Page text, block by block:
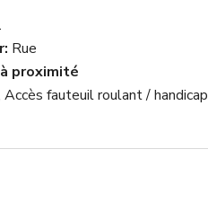
Rue
proximité
Accès fauteuil roulant / handicap